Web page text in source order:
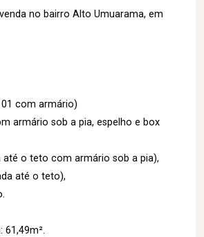
no bairro Alto Umuarama, em
com armário)
armário sob a pia, espelho e box
até o teto com armário sob a pia),
até o teto),
61,49m².